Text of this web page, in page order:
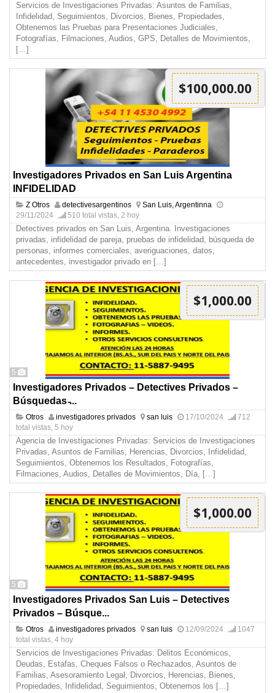
Servicios de Investigaciones Privadas: Asuntos de Familias,
Infidelidad, Seguimientos, Divorcios, Bienes, Propiedades,
Obtenemos las Pruebas para Presentaciones Judiciales,
Fotografías, Filmaciones, Audios, GPS, Detalles de Movimientos,
[…]
$100,000.00
Investigadores Privados en San Luis Argentina
INFIDELIDAD
Z Otros detectivesargentinos
San Luis, Argentinna
29/11/2024
510 total vistas, 2 hoy
Detectives privados en San Luis, Argentina. Investigaciones
privadas, infidelidad de pareja, pruebas de infidelidad, búsqueda de
personas, informes comerciales, averiguaciones, datos,
antecedentes, investigador privado en […]
5
$1,000.00
Investigadores Privados – Detectives Privados –
Búsquedas ̵...
Otros investigadores privados san luis 17/10/2024
712
total vistas, 5 hoy
Agencia de Investigaciones Privadas: Servicios de Investigaciones
Privadas, Asuntos de Familias, Herencias, Divorcios, Infidelidad,
Seguimientos, Obtenemos los Resultados, Fotografías,
Filmaciones, Audios, Detalles de Movimientos, Día, […]
5
$1,000.00
Investigadores Privados San Luis – Detectives
Privados – Búsque...
Otros investigadores privados san luis 12/09/2024
1047
total vistas, 4 hoy
Servicios de Investigaciones Privadas: Delitos Económicos,
Deudas, Estafas, Cheques Falsos o Rechazados, Asuntos de
Familias, Asesoramiento Legal, Divorcios, Herencias, Bienes,
Propiedades, Infidelidad, Seguimientos, Obtenemos los […]